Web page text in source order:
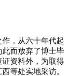
作，从六十年代起
而放弃了博士毕
资料外，为取得
等处实地采访。